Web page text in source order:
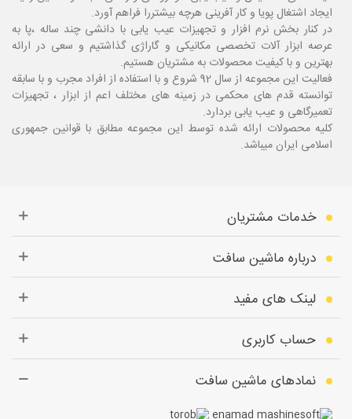
ایجاد اشتغال پویا و کار آفرینی هرچه بیشتررا فراهم آورد.
در کنار بخش نرم افزار و تجهیزات عیب یابی با دانشی چند ساله ،پا به
عرصه ابزار آلات تخصصی مکانیکی و گاراژی گذاشتیم و سعی در ارائه
بهترین و با کیفیت محصولات به مشتریان هستیم.
فعالیت این مجموعه از سال 92 شروع و با استفاده از افراد مجرب و با سابقه
توانسته قدم های محکمی در زمینه های مختلف اعم از ابزار ، تجهیزات
تعمیرگاهی و عیب یابی بردارد.
کلیه محصولات ارائه شده توسط این مجموعه مطابق با قوانین جمهوری
اسلامی ایران میباشد.
خدمات مشتریان
درباره ماشین سافت
لینک های مفید
حساب کاربری
نمادهای ماشین سافت